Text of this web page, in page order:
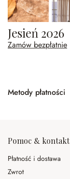
Jesień 2026
Zamów bezpłatnie
Metody płatności
Pomoc & kontakt
Płatność i dostawa
Zwrot